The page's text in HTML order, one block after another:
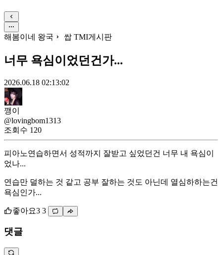
해봄이네 왕국 쌉 TMI게시판
너무 욕심이었던건가...
2026.06.18 02:13:02
깽이
@lovingbom1313
조회수 120
피아노연습하면서 성적까지 잘받고 싶었던건 너무 내 욕심이
었나...
연습만 덜하는 것 같고 공부 잘하는 것도 아닌데 열심하하는건
욕심인가...
좋아요3 3
댓글